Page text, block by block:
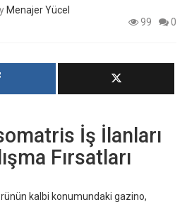
Menajer Yücel
99
0
İş İlanları
Fırsatları
kalbi konumundaki gazino,